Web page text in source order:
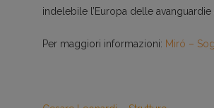
indelebile l’Europa delle avanguardie
Per maggiori informazioni: Miró –